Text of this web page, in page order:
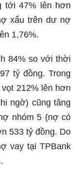
tới 47% lên hơn
xấu trên dư nợ
1,76%.
84% so với thời
tỷ đồng. Trong
212% lên hơn
ngờ) cũng tăng
nhóm 5 (nợ có
533 tỷ đồng. Do
vay tại TPBank